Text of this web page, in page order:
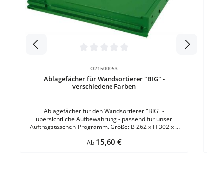
O21500053
Ablagefächer für Wandsortierer "BIG" -
verschiedene Farben
Ablagefächer für den Wandsortierer "BIG" -
übersichtliche Aufbewahrung - passend für unser
Auftragstaschen-Programm. Größe: B 262 x H 302 x T
GrünBefestigung: zum Einhängen in das Grundmodul VE
Regulärer Preis:
Ab 15,60 €